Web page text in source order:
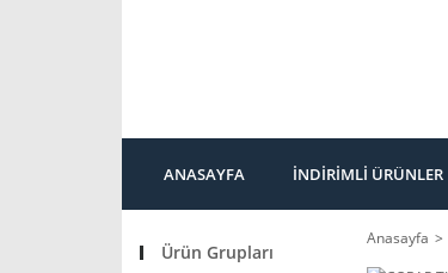
ANASAYFA İNDİRİMLİ ÜRÜNLER
Ürün Grupları
Anasayfa